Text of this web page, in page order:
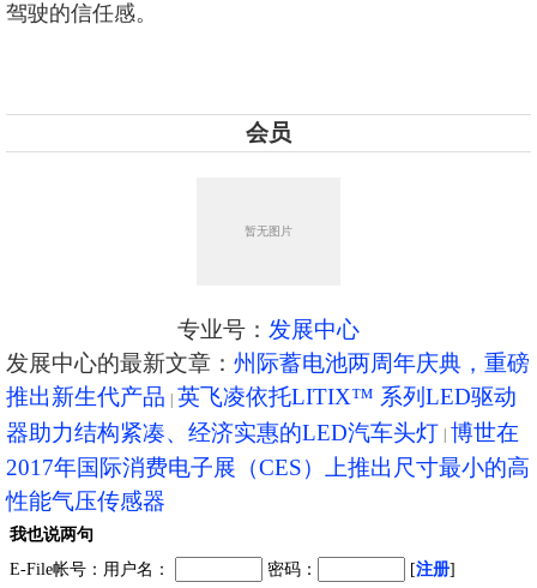
驾驶的信任感。
会员
专业号： 发展中心
发展中心的最新文章： 州际蓄电池两周年庆典，重磅
推出新生代产品 英飞凌依托LITIX™ 系列LED驱动
器助力结构紧凑、经济实惠的LED汽车头灯 博世在
2017年国际消费电子展（CES）上推出尺寸最小的高
性能气压传感器
我也说两句
E-File帐号：用户名：
密码： [注册]